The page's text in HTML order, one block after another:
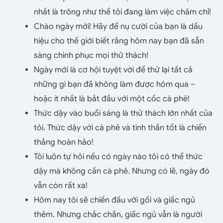
nhất là trông như thể tôi đang làm việc chăm chỉ!
Chào ngày mới! Hãy để nụ cười của bạn là dấu
hiệu cho thế giới biết rằng hôm nay bạn đã sẵn
sàng chinh phục mọi thử thách!
Ngày mới là cơ hội tuyệt vời để thử lại tất cả
những gì bạn đã không làm được hôm qua –
hoặc ít nhất là bắt đầu với một cốc cà phê!
Thức dậy vào buổi sáng là thử thách lớn nhất của
tôi. Thức dậy với cà phê và tinh thần tốt là chiến
thắng hoàn hảo!
Tôi luôn tự hỏi nếu có ngày nào tôi có thể thức
dậy mà không cần cà phê. Nhưng có lẽ, ngày đó
vẫn còn rất xa!
Hôm nay tôi sẽ chiến đấu với gối và giấc ngủ
thêm. Nhưng chắc chắn, giấc ngủ vẫn là người